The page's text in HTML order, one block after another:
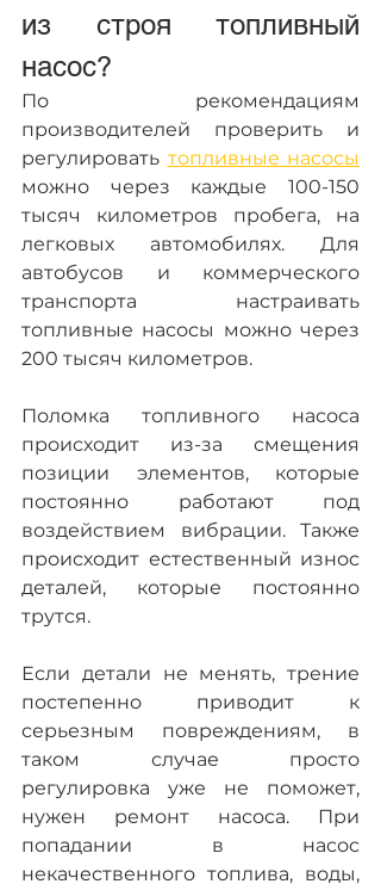
из строя топливный
насос?
По рекомендациям
производителей проверить и
регулировать топливные насосы
можно через каждые 100-150
тысяч километров пробега, на
легковых автомобилях. Для
автобусов и коммерческого
транспорта настраивать
топливные насосы можно через
200 тысяч километров.
Поломка топливного насоса
происходит из-за смещения
позиции элементов, которые
постоянно работают под
воздействием вибрации. Также
происходит естественный износ
деталей, которые постоянно
трутся.
Если детали не менять, трение
постепенно приводит к
серьезным повреждениям, в
таком случае просто
регулировка уже не поможет,
нужен ремонт насоса. При
попадании в насос
некачественного топлива, воды,